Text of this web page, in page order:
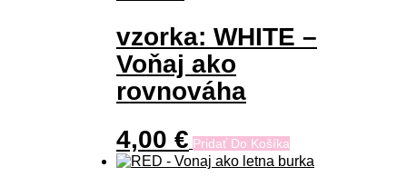
vzorka: WHITE –
Voňaj ako
rovnováha
4,00 € Pridať Do Košíka